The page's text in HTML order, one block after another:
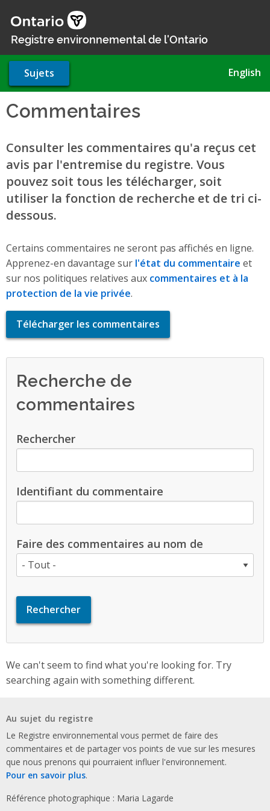
au
contenu
Registre environnemental de l'Ontario
Sujets English
Commentaires
Consulter les commentaires qu'a reçus cet
avis par l'entremise du registre. Vous
pouvez soit tous les télécharger, soit
utiliser la fonction de recherche et de tri ci-
dessous.
Certains commentaires ne seront pas affichés en ligne.
Apprenez-en davantage sur l'état du commentaire et
sur nos politiques relatives aux commentaires et à la
protection de la vie privée.
Télécharger les commentaires
Recherche de
commentaires
Rechercher
Identifiant du commentaire
Faire des commentaires au nom de
We can't seem to find what you're looking for. Try
searching again with something different.
Au sujet du registre
Le Registre environnemental vous permet de faire des
commentaires et de partager vos points de vue sur les mesures
que nous prenons qui pourraient influer l'environnement.
Pour en savoir plus.
Référence photographique : Maria Lagarde